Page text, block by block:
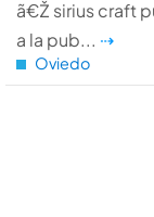
ã€Ž sirius craft
a la pub... ⇢
Oviedo